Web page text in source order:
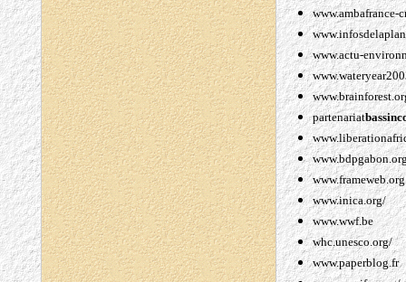
www.ambafrance-
www.actu-
partenariat
www.frameweb.org
www.inica.org/
www.wwf.be
whc.unesco.org/
www.paperblog.fr